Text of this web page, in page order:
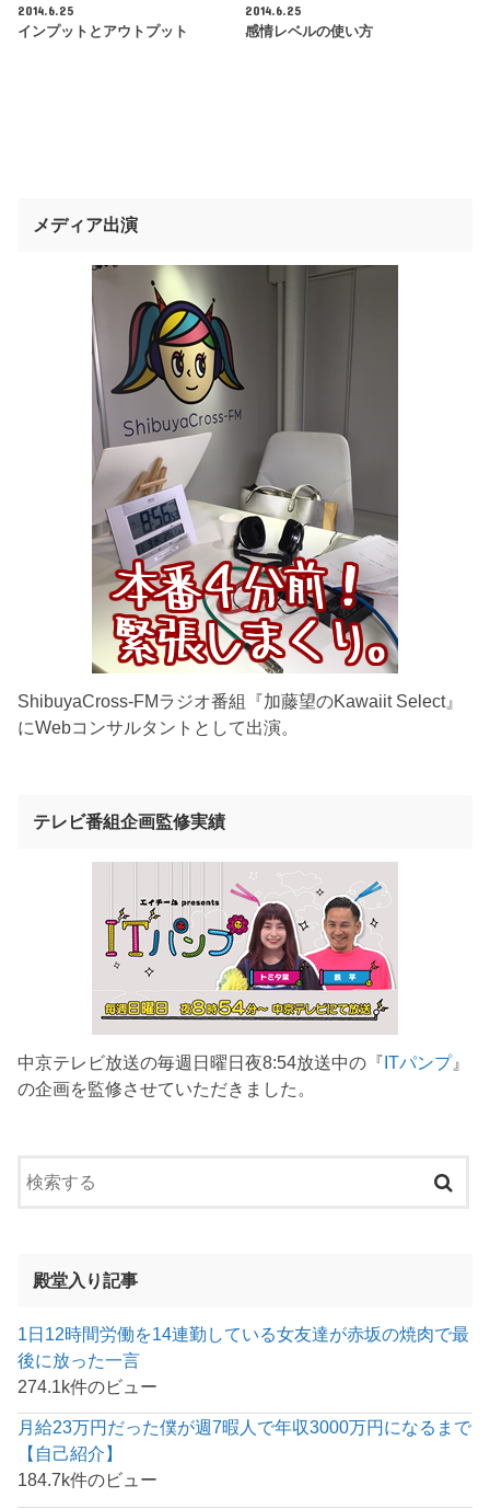
2014.6.25
インプットとアウトプット
2014.6.25
感情レベルの使い方
メディア出演
ShibuyaCross-FMラジオ番組『加藤望のKawaiit Select』
にWebコンサルタントとして出演。
テレビ番組企画監修実績
中京テレビ放送の毎週日曜日夜8:54放送中の『ITパンプ』
の企画を監修させていただきました。
殿堂入り記事
1日12時間労働を14連勤している女友達が赤坂の焼肉で最
後に放った一言
274.1k件のビュー
月給23万円だった僕が週7暇人で年収3000万円になるまで
【自己紹介】
184.7k件のビュー